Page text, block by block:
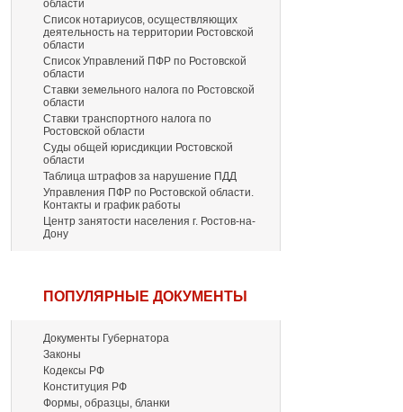
области
Список нотариусов, осуществляющих
деятельность на территории Ростовской
области
Список Управлений ПФР по Ростовской
области
Ставки земельного налога по Ростовской
области
Ставки транспортного налога по
Ростовской области
Суды общей юрисдикции Ростовской
области
Таблица штрафов за нарушение ПДД
Управления ПФР по Ростовской области.
Контакты и график работы
Центр занятости населения г. Ростов-на-
Дону
ПОПУЛЯРНЫЕ ДОКУМЕНТЫ
Документы Губернатора
Законы
Кодексы РФ
Конституция РФ
Формы, образцы, бланки